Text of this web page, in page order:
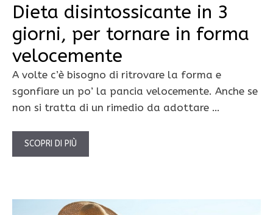
Dieta disintossicante in 3
giorni, per tornare in forma
velocemente
A volte c’è bisogno di ritrovare la forma e
sgonfiare un po’ la pancia velocemente. Anche se
non si tratta di un rimedio da adottare …
SCOPRI DI PIÙ